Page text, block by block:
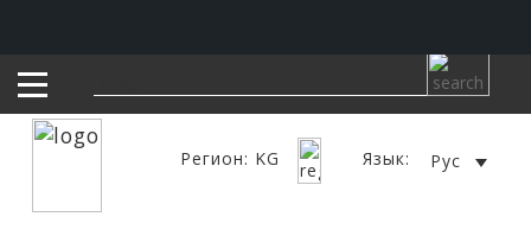
Регион: KG Язык: Рус